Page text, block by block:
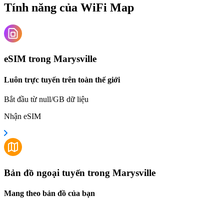
Tính năng của WiFi Map
eSIM trong Marysville
Luôn trực tuyến trên toàn thế giới
Bắt đầu từ null/GB dữ liệu
Nhận eSIM
Bản đồ ngoại tuyến trong Marysville
Mang theo bản đồ của bạn